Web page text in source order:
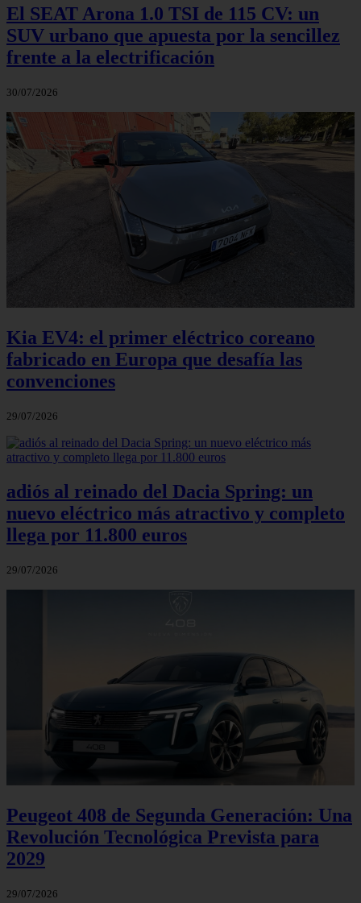
El SEAT Arona 1.0 TSI de 115 CV: un
SUV urbano que apuesta por la sencillez
frente a la electrificación
30/07/2026
Kia EV4: el primer eléctrico coreano
fabricado en Europa que desafía las
convenciones
29/07/2026
adiós al reinado del Dacia Spring: un
nuevo eléctrico más atractivo y completo
llega por 11.800 euros
29/07/2026
Peugeot 408 de Segunda Generación: Una
Revolución Tecnológica Prevista para
2029
29/07/2026